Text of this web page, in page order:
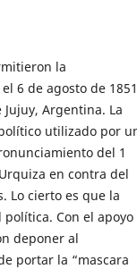
la
6 de agosto de 1851
Argentina. La
utilizado por
del 1
en contra del
Lo cierto es que la
Con el apoyo
deponer al
portar la “mascara